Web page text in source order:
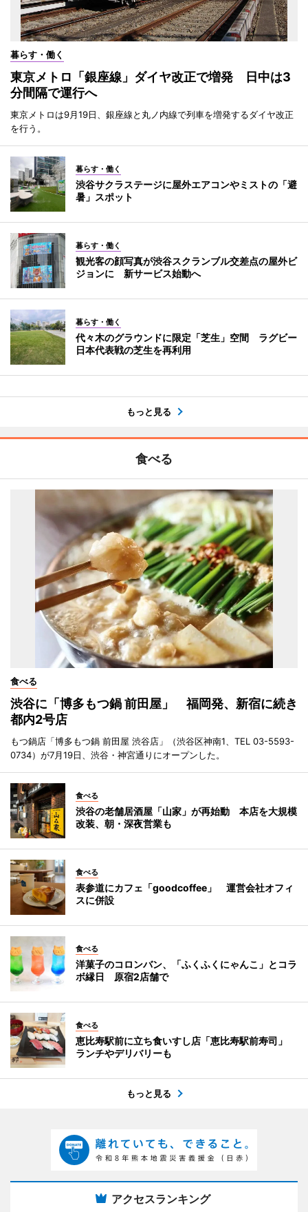
暮らす・働く
東京メトロ「銀座線」ダイヤ改正で増発 日中は3
分間隔で運行へ
東京メトロは9月19日、銀座線と丸ノ内線で列車を増発するダイヤ改正
を行う。
暮らす・働く
渋谷サクラステージに屋外エアコンやミストの「避
暑」スポット
暮らす・働く
観光客の顔写真が渋谷スクランブル交差点の屋外ビ
ジョンに 新サービス始動へ
暮らす・働く
代々木のグラウンドに限定「芝生」空間 ラグビー
日本代表戦の芝生を再利用
もっと見る
食べる
食べる
渋谷に「博多もつ鍋 前田屋」 福岡発、新宿に続き
都内2号店
もつ鍋店「博多もつ鍋 前田屋 渋谷店」（渋谷区神南1、TEL 03-5593-
0734）が7月19日、渋谷・神宮通りにオープンした。
食べる
渋谷の老舗居酒屋「山家」が再始動 本店を大規模
改装、朝・深夜営業も
食べる
表参道にカフェ「goodcoffee」 運営会社オフィ
スに併設
食べる
洋菓子のコロンバン、「ふくふくにゃんこ」とコラ
ボ縁日 原宿2店舗で
食べる
恵比寿駅前に立ち食いすし店「恵比寿駅前寿司」
ランチやデリバリーも
もっと見る
アクセスランキング